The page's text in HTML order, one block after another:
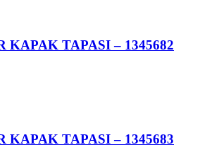
KAPAK TAPASI – 1345682
KAPAK TAPASI – 1345683